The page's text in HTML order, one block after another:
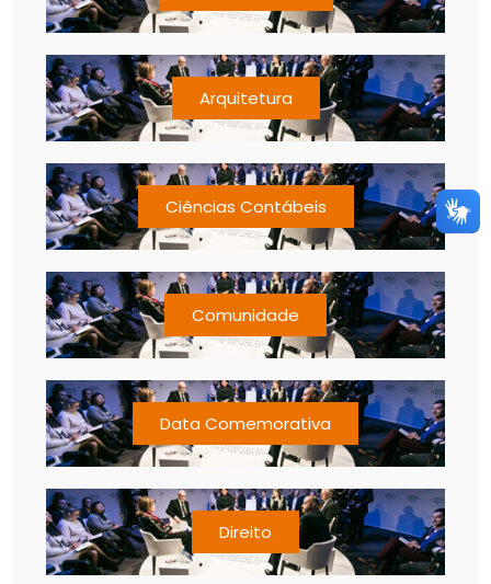
Arquitetura
Ciências Contábeis
Comunidade
Data Comemorativa
Direito